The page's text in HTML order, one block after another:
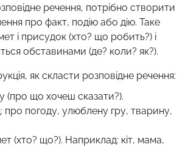
речення, потрібно створити
про факт, подію або дію. Таке
і присудок (хто? що робить?) і
обставинами (де? коли? як?).
як скласти розповідне речення:
(про що хочеш сказати?).
про погоду, улюблену гру, тварину,
(хто? що?). Наприклад: кіт, мама,